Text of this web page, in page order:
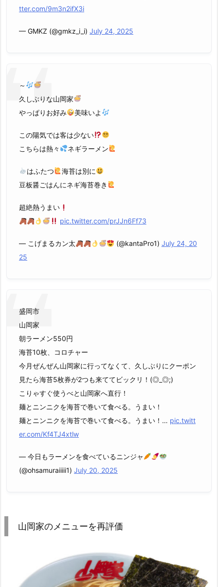
tter.com/9m3n2ifX3i
— GMKZ (@gmkz_i_i) July 24, 2025
～
久しぶりな山岡家
やっぱりお好み
美味いよ
この陽気では客は少ない
こちらは熱々
ネギラーメン
はふたつ
海苔は別に
豆板醤ごはんにネギ海苔巻き
超絶熱うまい
pic.twitter.com/prJJn6Ff73
— こげまるカン太 (@kantaPro1) July 24, 20
25
盛岡市
山岡家
朝ラーメン550円
海苔10枚、コロチャー
今月ぜんぜん山岡家に行ってなくて、久しぶりにクーポン
見たら海苔5枚券が2つも来ててビックリ！(◎_◎;)
こりゃすぐ使うべと山岡家へ直行！
麺とニンニクを海苔で巻いて食べる。うまい！
麺とニンニクを海苔で巻いて食べる。うまい！… pic.twitt
er.com/Kf4TJ4xtlw
— 今日もラーメンを食べているニンジャ
(@ohsamuraiiiii1) July 20, 2025
山岡家のメニューを再評価